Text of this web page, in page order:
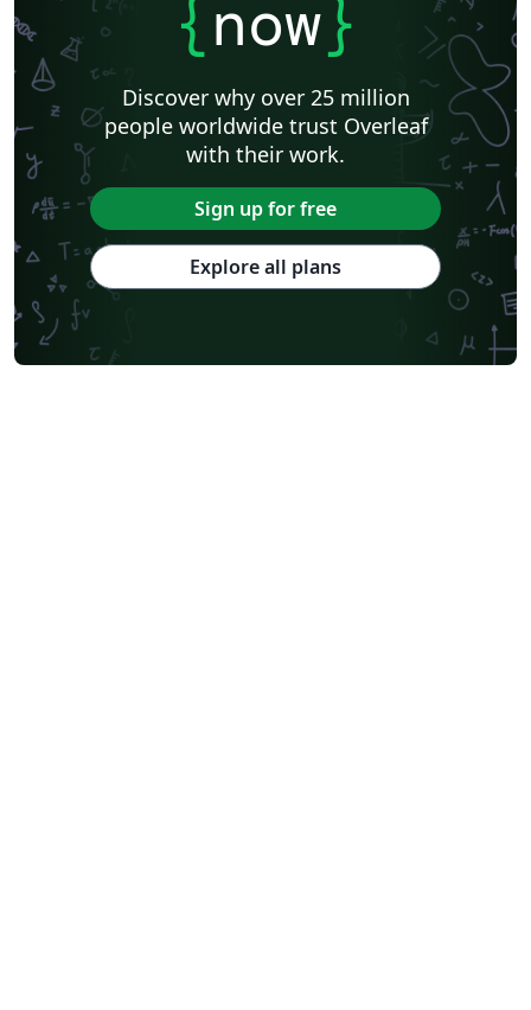
{now}
Discover why over 25 million
people worldwide trust Overleaf
with their work.
Sign up for free
Explore all plans